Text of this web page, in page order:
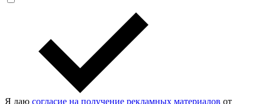
Я даю согласие на получение рекламных материалов от